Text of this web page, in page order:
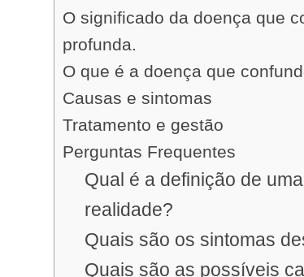
O significado da doença que
profunda.
O que é a doença que
Causas e sintomas
Tratamento e gestão
Perguntas Frequentes
Qual é a definição de
realidade?
Quais são os sintomas
Quais são as possíveis